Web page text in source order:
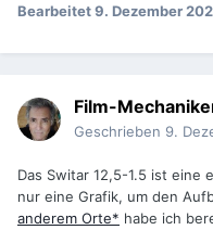
Bearbeitet9. Dezember
Film-
Geschrieben 9.
Das Switar 12,5-1.5 ist eine
nur eine Grafik, um den
anderem Orte* habe ich